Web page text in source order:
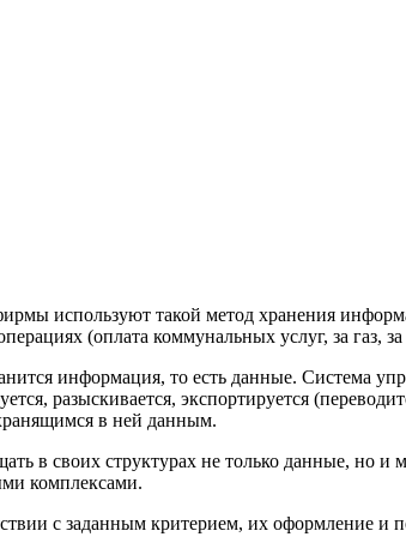
используют такой метод хранения
(оплата коммунальных услуг, за газ, за
информация, то есть данные. Система
разыскивается, экспортируется
в ней данным.
в своих структурах не только данные, но
комплексами.
с заданным критерием, их оформление и